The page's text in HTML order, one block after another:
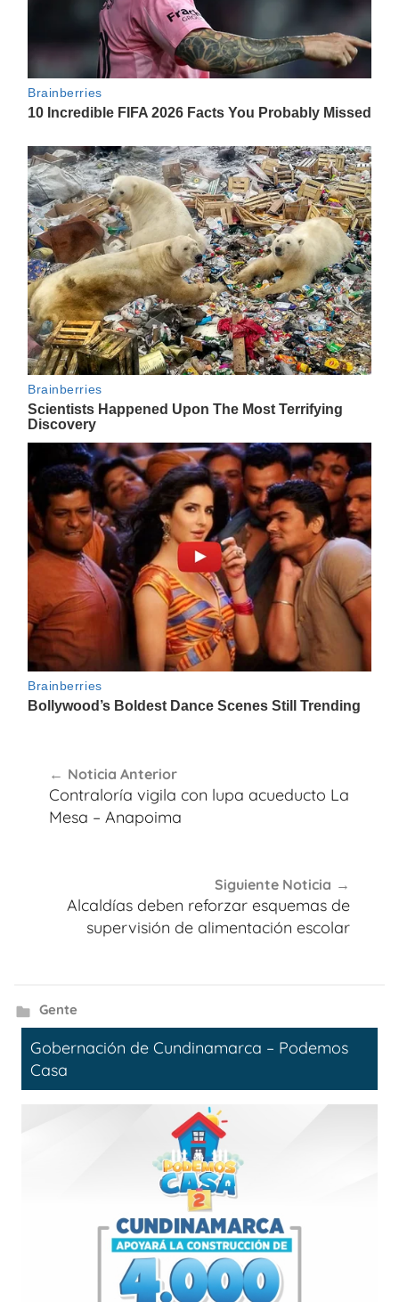
de
entradas
Noticia Anterior
Contraloría vigila con lupa acueducto La
Mesa – Anapoima
Siguiente Noticia
Alcaldías deben reforzar esquemas de
supervisión de alimentación escolar
Gente
Gobernación de Cundinamarca – Podemos
Casa